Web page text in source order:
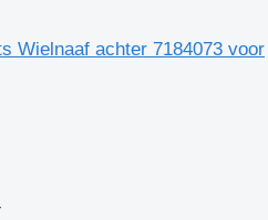
Wielnaaf achter 7184073 voor